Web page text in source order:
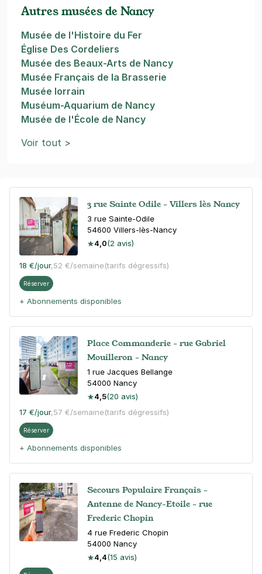
3 rue Sainte Odile - Villers lès Nancy
3 rue Sainte-Odile
54600 Villers-lès-Nancy
4,0(2 avis)
18 €/jour,52 €/semaine(tarifs dégressifs)
Réserver
+ Abonnements disponibles
Place Commanderie - rue Gabriel
Mouilleron - Nancy
1 rue Jacques Bellange
54000 Nancy
4,5(20 avis)
17 €/jour,57 €/semaine(tarifs dégressifs)
Réserver
+ Abonnements disponibles
Secours Populaire Français -
Antenne de Nancy-Etoile - rue
Frederic Chopin
4 rue Frederic Chopin
54000 Nancy
4,4(15 avis)
Autres musées de Nancy
Musée de l'Histoire du Fer
Église Des Cordeliers
Musée des Beaux-Arts de Nancy
Musée Français de la Brasserie
Musée lorrain
Muséum-Aquarium de Nancy
Musée de l'École de Nancy
Voir tout >